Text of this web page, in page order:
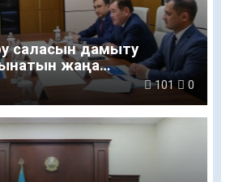
саласын дамыту
жаңа
талқыланды101 0